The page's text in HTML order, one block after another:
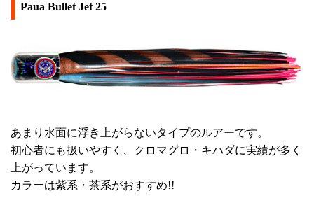
Paua Bullet Jet 25
あまり水面に浮き上がらないタイプのルアーです。
初心者にも扱いやすく、クロマグロ・キハダに実績が多く
上がっています。
カラーは紫系・茶系がおすすめ!!